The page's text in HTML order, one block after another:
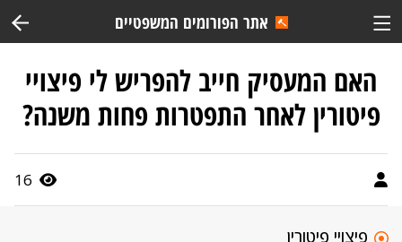
אתר הפורומים המשפטיים
האם המעסיק חייב להפריש לי פיצויי
פיטורין לאחר התפטרות פחות משנה?
16
פיצויי פיטורין